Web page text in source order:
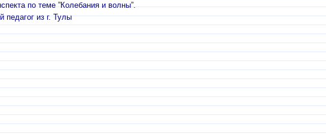
по теме ”Колебания и волны”.
из г. Тулы